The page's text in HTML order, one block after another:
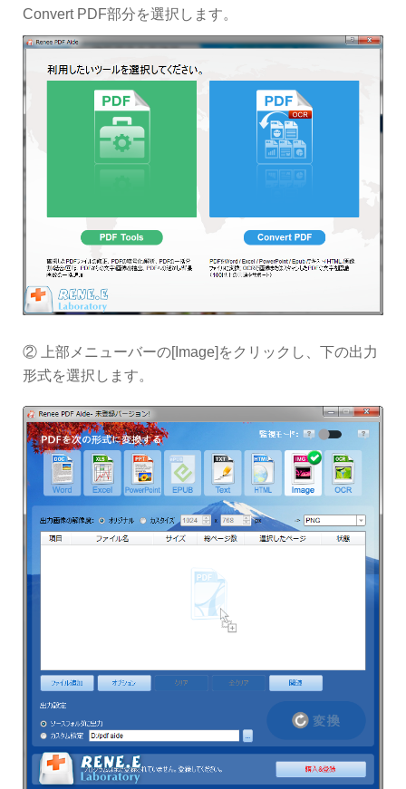
Convert PDF部分を選択します。
② 上部メニューバーの[Image]をクリックし、下の出力
形式を選択します。